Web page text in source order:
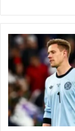
Ter
Stegen
fuera
del
Mundial
2026,
Manuel
Neuer
vuelve